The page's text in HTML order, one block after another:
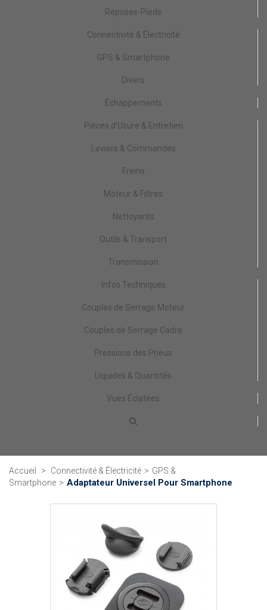
Reposes-Pieds
Connectivité & Électricité
GPS & Smartphone
Divers
Échappements
Pièces d'Usure & Entretien
Leviers & Commandes
Freins
Moteur & Filtres
Nettoyants
Outils & Transport
Transmission
Infos Techniques
Couples de Serrage Moteur
Couples de Serrage Cadre
Pressions des Pneus
Liquides & Quantités
Vues Éclatées
Accueil > Connectivité & Électricité > GPS &
Smartphone > Adaptateur Universel Pour Smartphone